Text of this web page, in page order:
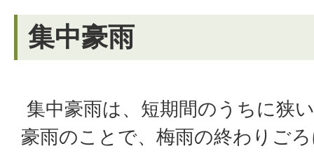
集中豪雨
集中豪雨は、短期間のうちに狭
豪雨のことで、梅雨の終わりご